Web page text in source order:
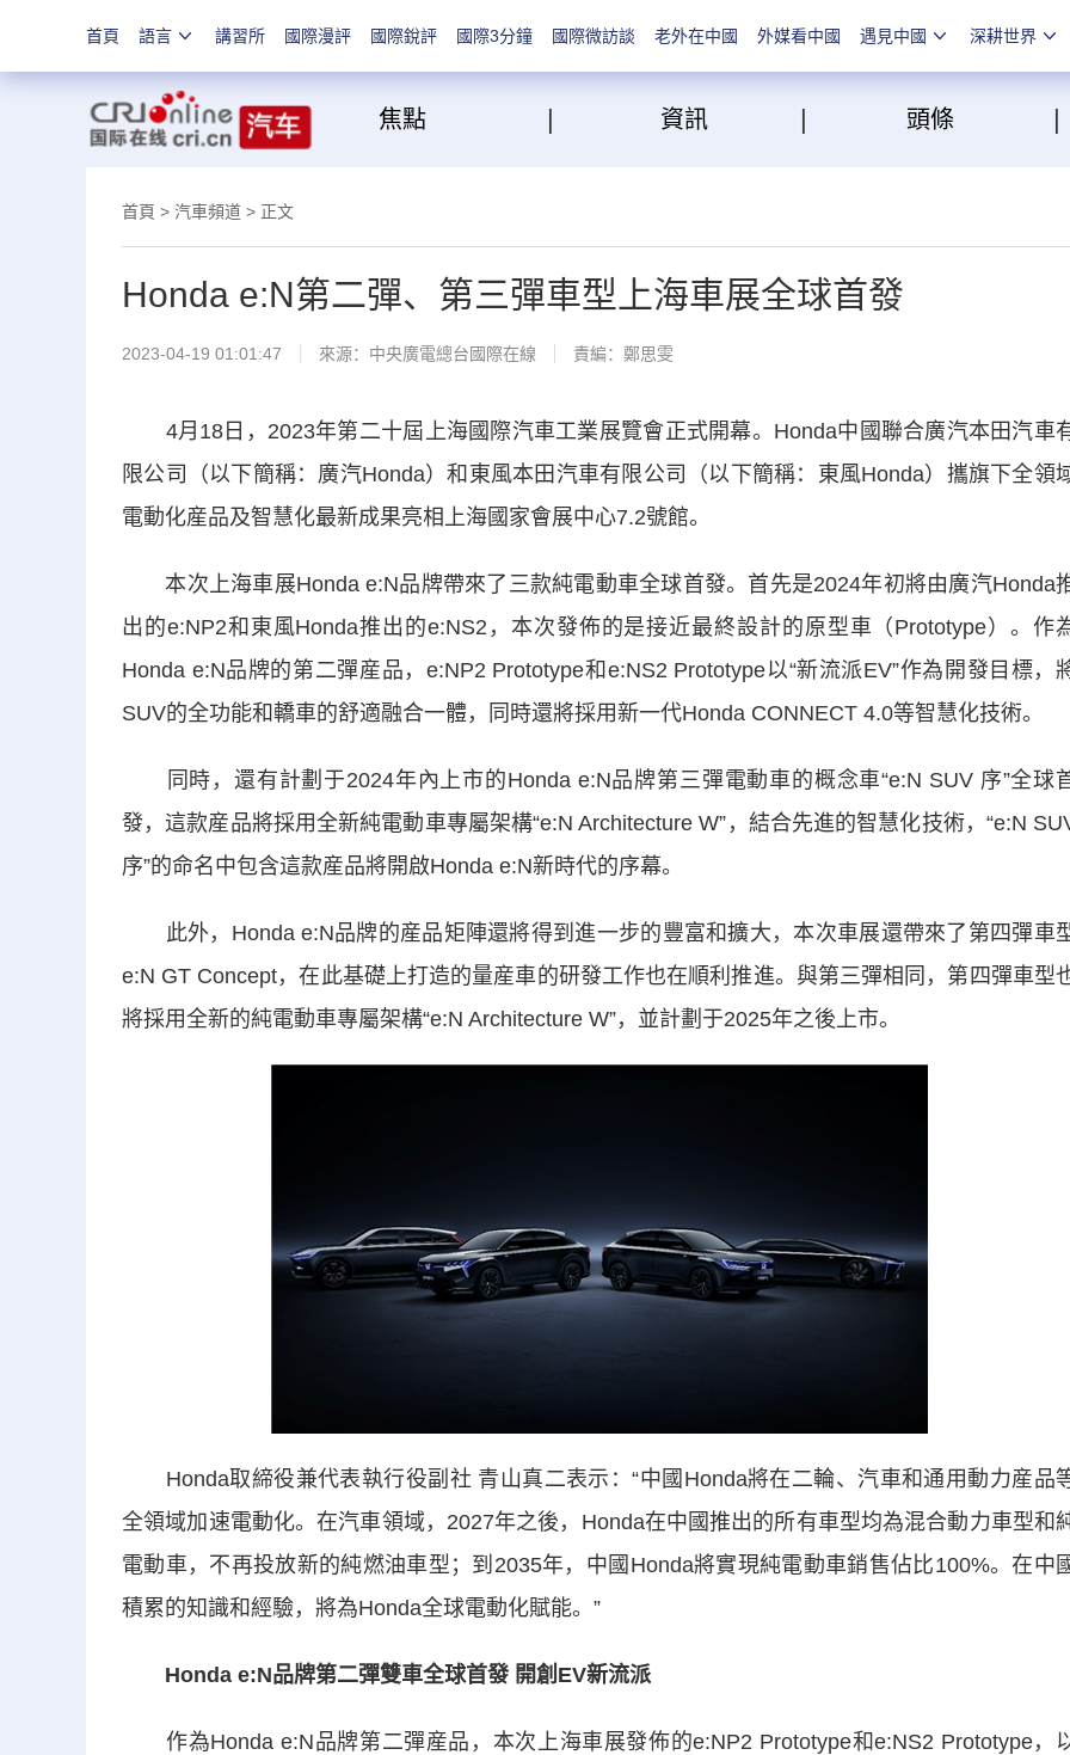
首頁 語言 講習所 國際漫評 國際銳評 國際3分鐘 國際微訪談 老外在中國 外媒看中國 遇見中國 深耕世界
焦點 | 資訊 | 頭條
首頁 > 汽車頻道 > 正文
Honda e:N第二彈、第三彈車型上海車展全球首發
2023-04-19 01:01:47 來源： 中央廣電總台國際在線 責編：鄭思雯
4月18日，2023年第二十屆上海國際汽車工業展覽會正式開幕。Honda中國聯合廣汽本田汽車
限公司（以下簡稱：廣汽Honda）和東風本田汽車有限公司（以下簡稱：東風Honda）攜旗下全領
電動化産品及智慧化最新成果亮相上海國家會展中心7.2號館。
本次上海車展Honda e:N品牌帶來了三款純電動車全球首發。首先是2024年初將由廣汽Honda
出的e:NP2和東風Honda推出的e:NS2，本次發佈的是接近最終設計的原型車（Prototype）。作
Honda e:N品牌的第二彈産品，e:NP2 Prototype和e:NS2 Prototype以“新流派EV”作為開發目標，
SUV的全功能和轎車的舒適融合一體，同時還將採用新一代Honda CONNECT 4.0等智慧化技術。
同時，還有計劃于2024年內上市的Honda e:N品牌第三彈電動車的概念車“e:N SUV 序”全球
發，這款産品將採用全新純電動車專屬架構“e:N Architecture W”，結合先進的智慧化技術，“e:N
序”的命名中包含這款産品將開啟Honda e:N新時代的序幕。
此外，Honda e:N品牌的産品矩陣還將得到進一步的豐富和擴大，本次車展還帶來了第四彈車
e:N GT Concept，在此基礎上打造的量産車的研發工作也在順利推進。與第三彈相同，第四彈車型
將採用全新的純電動車專屬架構“e:N Architecture W”，並計劃于2025年之後上市。
Honda取締役兼代表執行役副社 青山真二表示：“中國Honda將在二輪、汽車和通用動力産品
全領域加速電動化。在汽車領域，2027年之後，Honda在中國推出的所有車型均為混合動力車型和
電動車，不再投放新的純燃油車型；到2035年，中國Honda將實現純電動車銷售佔比100%。在中
積累的知識和經驗，將為Honda全球電動化賦能。”
Honda e:N品牌第二彈雙車全球首發 開創EV新流派
作為Honda e:N品牌第二彈産品，本次上海車展發佈的e:NP2 Prototype和e:NS2 Prototype，